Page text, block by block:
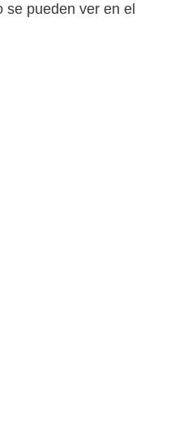
se pueden ver en el